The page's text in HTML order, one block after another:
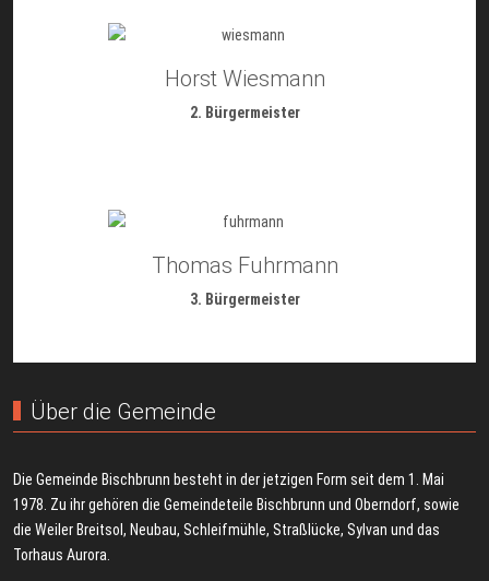
Horst Wiesmann
2. Bürgermeister
Thomas Fuhrmann
3. Bürgermeister
Über die Gemeinde
Die Gemeinde Bischbrunn besteht in der jetzigen Form seit dem 1. Mai
1978. Zu ihr gehören die Gemeindeteile Bischbrunn und Oberndorf, sowie
die Weiler Breitsol, Neubau, Schleifmühle, Straßlücke, Sylvan und das
Torhaus Aurora.